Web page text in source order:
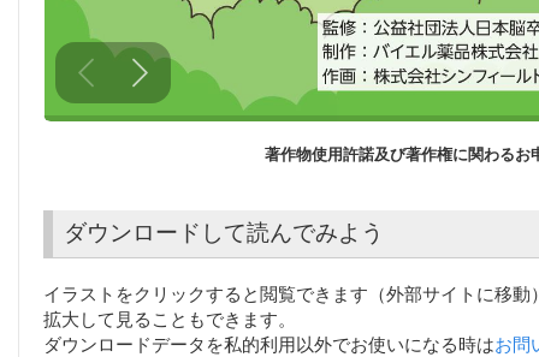
著作物使用許諾及び著作権に関わる
ダウンロードして読んでみよう
イラストをクリックすると閲覧できます（外部サイトに移動
拡大して見ることもできます。
ダウンロードデータを私的利用以外でお使いになる時はお問